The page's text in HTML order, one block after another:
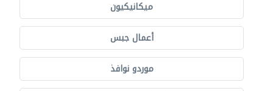
ميكانيكيون
أعمال جبس
موردو نوافذ